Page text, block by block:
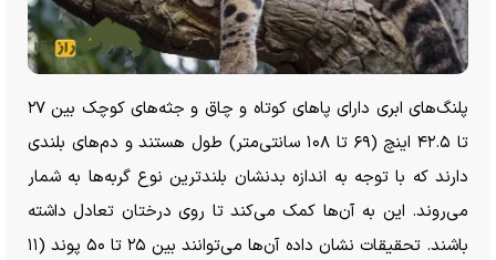
پلنگ‌های ابری دارای پا‌های کوتاه و چاق و جثه‌های کوچک بین ۲۷
تا ۴۲.۵ اینچ (۶۹ تا ۱۰۸ سانتی‌متر) طول هستند و دم‌های بلندی
دارند که با توجه به اندازه بدنشان بلندترین نوع گربه‌ها به شمار
می‌روند. این به آن‌ها کمک می‌کند تا روی درختان تعادل داشته
باشند. تحقیقات نشان داده آن‌ها می‌توانند بین ۲۵ تا ۵۰ پوند (۱۱